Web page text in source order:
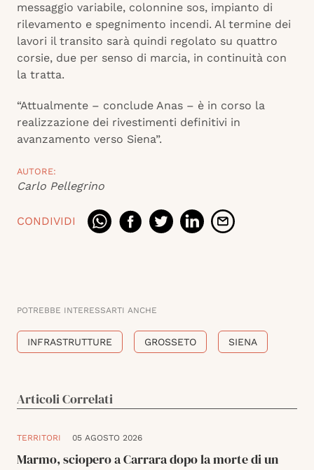
messaggio variabile, colonnine sos, impianto di
rilevamento e spegnimento incendi. Al termine dei
lavori il transito sarà quindi regolato su quattro
corsie, due per senso di marcia, in continuità con
la tratta.
“Attualmente – conclude Anas – è in corso la
realizzazione dei rivestimenti definitivi in
avanzamento verso Siena”.
AUTORE:
Carlo Pellegrino
CONDIVIDI
POTREBBE INTERESSARTI ANCHE
INFRASTRUTTURE GROSSETO SIENA
Articoli Correlati
TERRITORI 05 AGOSTO 2026
Marmo, sciopero a Carrara dopo la morte di un